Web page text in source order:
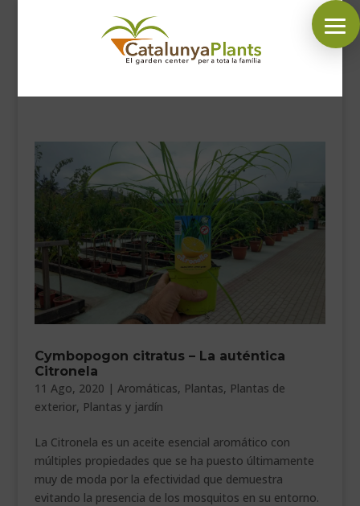
SÍGUENOS EN:
INICIO
PLANTAS
COMPLEMENTOS JARDÍN
MASCOTAS
DECORACIÓN
HORARIO GARDEN
CONTACTAR
BLOG
___________________________
VEURE EN CATALÀ
Cymbopogon citratus – La auténtica
Citronela
11 Ago, 2020 | Aromáticas, Plantas, Plantas de
exterior, Plantas y jardín
La Citronela es un aceite esencial aromático con
múltiples propiedades que se ha puesto últimamente
muy de moda por la efectividad que demuestra
evitando la presencia de los mosquitos en su entorno.